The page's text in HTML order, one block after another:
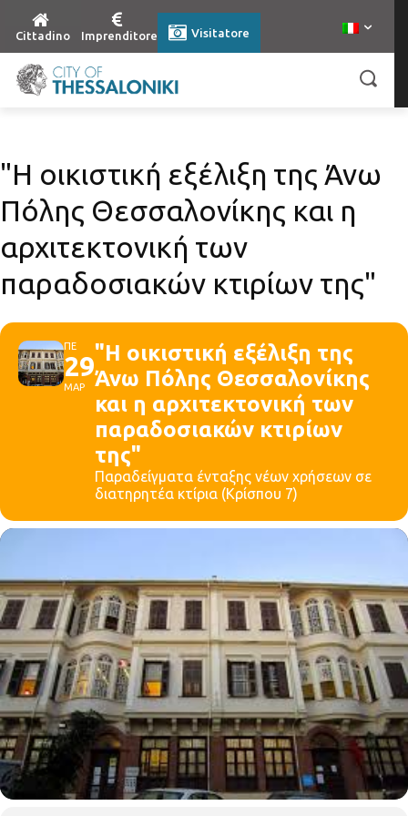
Cittadino Imprenditore Visitatore
"Η οικιστική εξέλιξη της Άνω
Πόλης Θεσσαλονίκης και η
αρχιτεκτονική των
παραδοσιακών κτιρίων της"
ΠΕ
29
ΜΑΡ
"Η οικιστική εξέλιξη της
Άνω Πόλης Θεσσαλονίκης
και η αρχιτεκτονική των
παραδοσιακών κτιρίων
της"
Παραδείγματα ένταξης νέων χρήσεων σε
διατηρητέα κτίρια (Κρίσπου 7)